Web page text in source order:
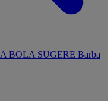
A BOLA SUGERE Barba